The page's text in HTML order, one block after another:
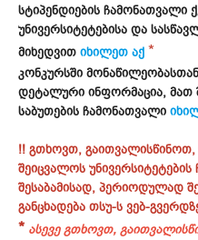
სტიპენდიების ჩამონათვალი
უნივერსიტეტებისა და
მიხედვით იხილეთ აქ *
კონკურსში
დეტალური ინფორმაცია, მათ
საბუთების ჩამონათვალი
!! გთხოვთ,
შეიცვალოს
შესაბამისად, პერიოდულად
განცხადება თსუ-ს ვებ-
* ასევე გთხოვთ,